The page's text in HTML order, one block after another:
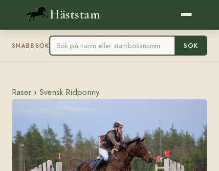
Häststam
SNABBSÖK SÖK
Raser › Svensk Ridponny